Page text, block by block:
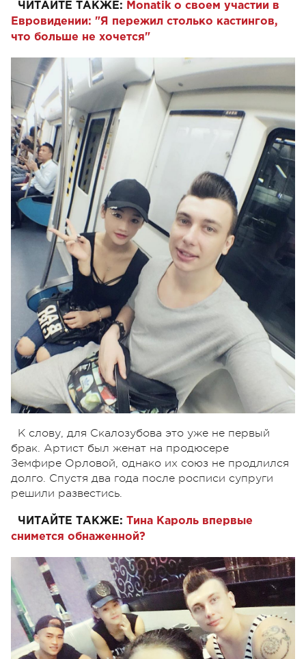
ЧИТАЙТЕ ТАКЖЕ: Monatik о своем участии в
Евровидении: "Я пережил столько кастингов,
что больше не хочется"
К слову, для Скалозубова это уже не первый
брак. Артист был женат на продюсере
Земфире Орловой, однако их союз не продлился
долго. Спустя два года после росписи супруги
решили развестись.
ЧИТАЙТЕ ТАКЖЕ: Тина Кароль впервые
снимется обнаженной?